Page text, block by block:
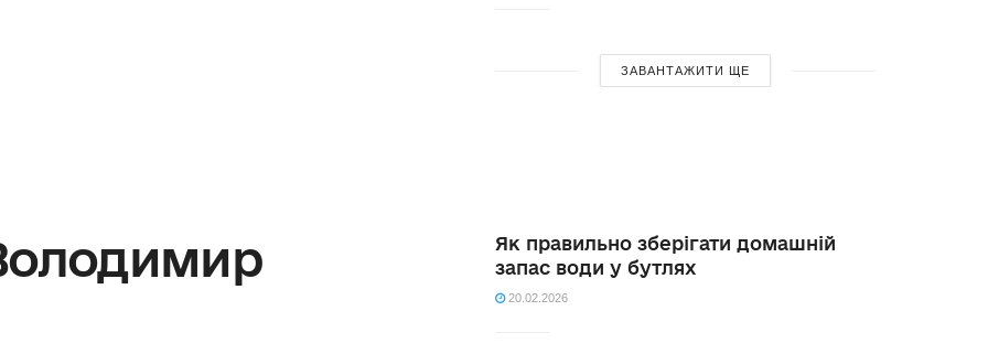
ЗАВАНТАЖИТИ ЩЕ
Як правильно зберігати домашній
запас води у бутлях
20.02.2026